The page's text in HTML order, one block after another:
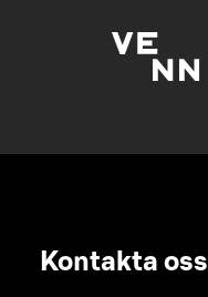
Kontakta oss